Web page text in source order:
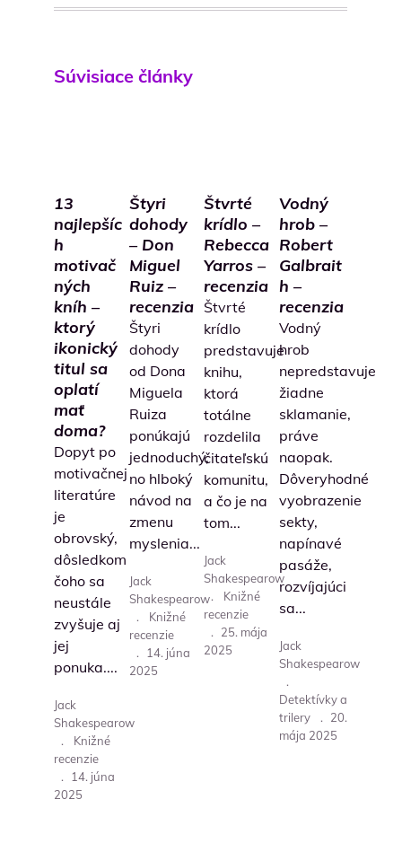
Súvisiace články
13
najlepšíc
h
motivač
ných
kníh –
ktorý
ikonický
titul sa
oplatí
mať
doma?
Dopyt po
motivačnej
literatúre
je
obrovský,
dôsledkom
čoho sa
neustále
zvyšuje aj
jej
ponuka....
Jack
Shakespearow
.
Knižné
recenzie
.
14. júna
2025
Štyri
dohody
– Don
Miguel
Ruiz –
recenzia
Štyri
dohody
od Dona
Miguela
Ruiza
ponúkajú
jednoduchý,
no hlboký
návod na
zmenu
myslenia...
Jack
Shakespearow
.
Knižné
recenzie
.
14. júna
2025
Štvrté
krídlo –
Rebecca
Yarros –
recenzia
Štvrté
krídlo
predstavuje
knihu,
ktorá
totálne
rozdelila
čitateľskú
komunitu,
a čo je na
tom...
Jack
Shakespearow
.
Knižné
recenzie
.
25. mája
2025
Vodný
hrob –
Robert
Galbrait
h –
recenzia
Vodný
hrob
nepredstavuje
žiadne
sklamanie,
práve
naopak.
Dôveryhodné
vyobrazenie
sekty,
napínavé
pasáže,
rozvíjajúci
sa...
Jack
Shakespearow
.
Detektívky a
trilery
.
20.
mája 2025